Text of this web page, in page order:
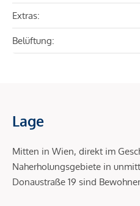
Extras:
Belüftung:
Lage
Mitten in Wien, direkt im
Naherholungsgebiete in
Donaustraße 19 sind